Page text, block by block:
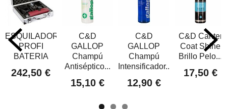
ESQUILADORA
PROFI
BATERIA
242,50 €
C&D
GALLOP
Champú
Antiséptico...
15,10 €
C&D
GALLOP
Champú
Intensificador...
12,90 €
C&D Canter
Coat Shine
Brillo Pelo...
17,50 €